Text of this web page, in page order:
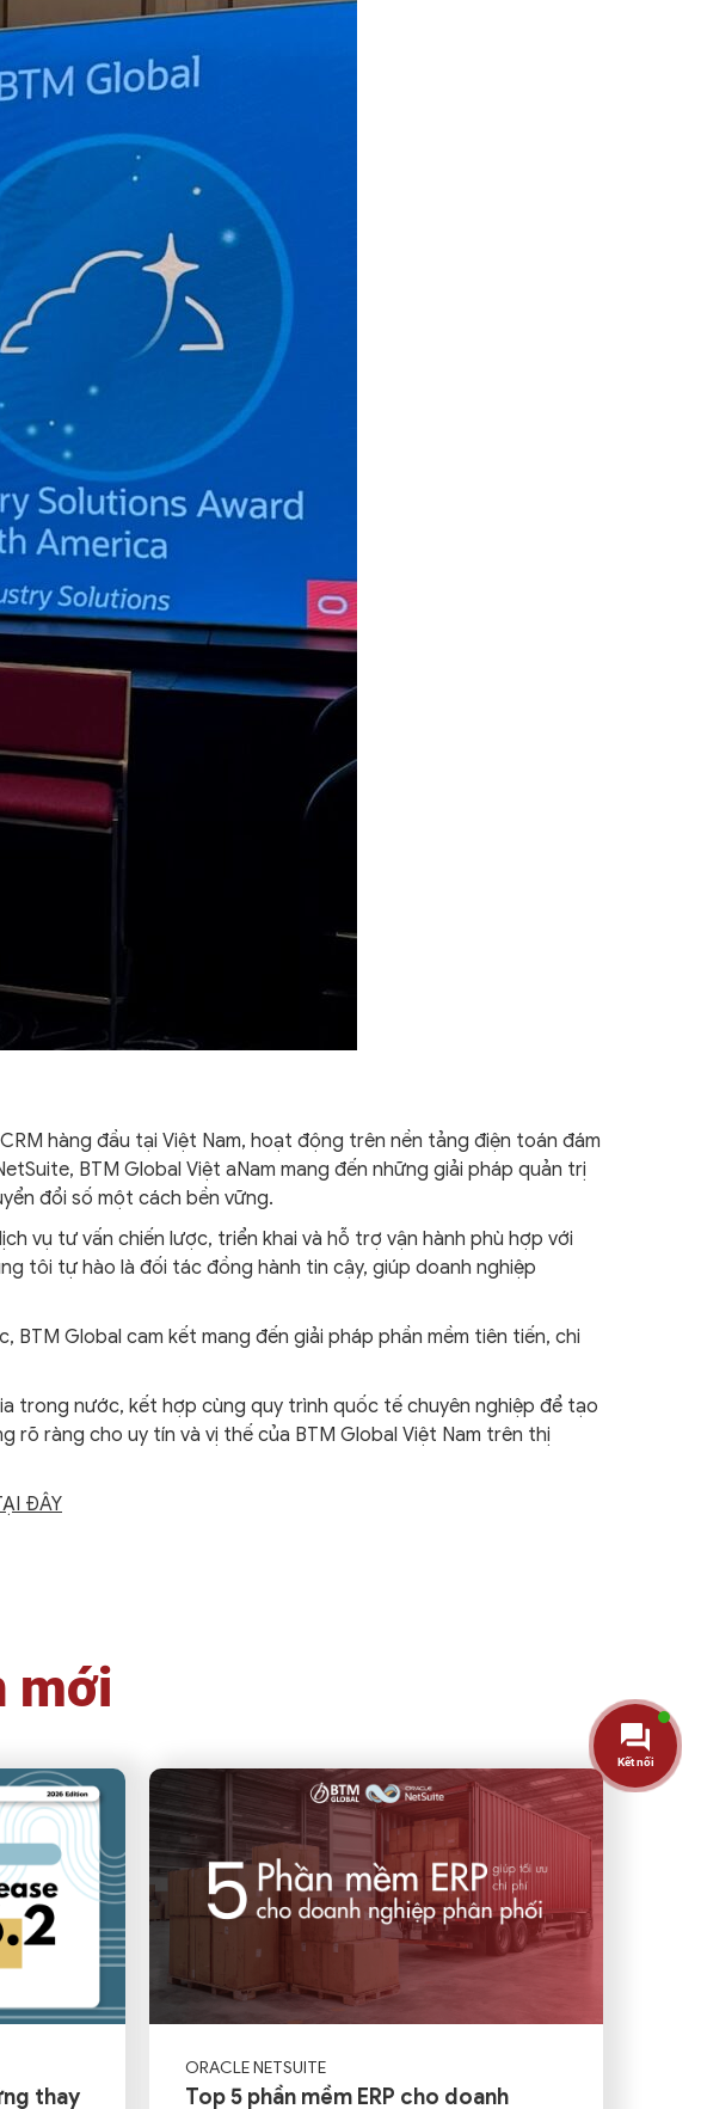
hàng đầu tại Việt Nam, hoạt động trên nền tảng điện toán đám
BTM Global Việt aNam mang đến những giải pháp quản trị
đổi số một cách bền vững.
vụ tư vấn chiến lược, triển khai và hỗ trợ vận hành phù hợp với
tôi tự hào là đối tác đồng hành tin cậy, giúp doanh nghiệp
Global cam kết mang đến giải pháp phần mềm tiên tiến, chi
trong nước, kết hợp cùng quy trình quốc tế chuyên nghiệp để tạo
rõ ràng cho uy tín và vị thế của BTM Global Việt Nam trên thị
ĐÂY
mới
thay
ORACLE NETSUITE
Top 5 phần mềm ERP cho doanh
Kết nối